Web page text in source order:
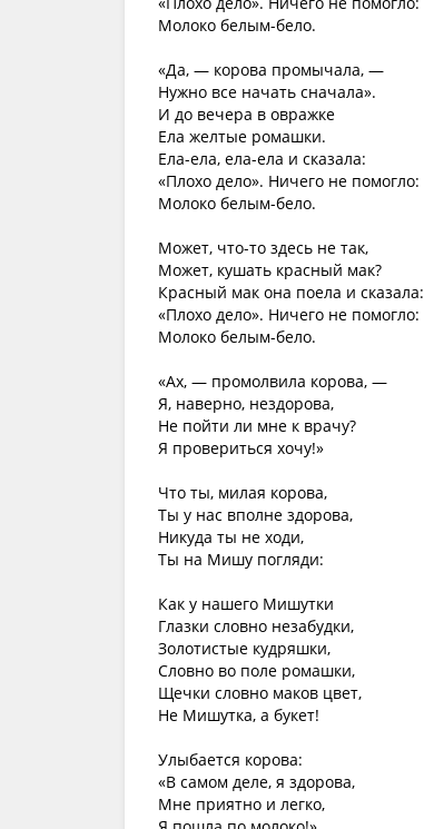
Молоко белым-бело.
«Да, — корова промычала, —
Нужно все начать сначала».
И до вечера в овражке
Ела желтые ромашки.
Ела-ела, ела-ела и сказала:
«Плохо дело». Ничего не помогло:
Молоко белым-бело.
Может, что-то здесь не так,
Может, кушать красный мак?
Красный мак она поела и сказала:
«Плохо дело». Ничего не помогло:
Молоко белым-бело.
«Ах, — промолвила корова, —
Я, наверно, нездорова,
Не пойти ли мне к врачу?
Я провериться хочу!»
Что ты, милая корова,
Ты у нас вполне здорова,
Никуда ты не ходи,
Ты на Мишу погляди:
Как у нашего Мишутки
Глазки словно незабудки,
Золотистые кудряшки,
Словно во поле ромашки,
Щечки словно маков цвет,
Не Мишутка, а букет!
Улыбается корова:
«В самом деле, я здорова,
Мне приятно и легко,